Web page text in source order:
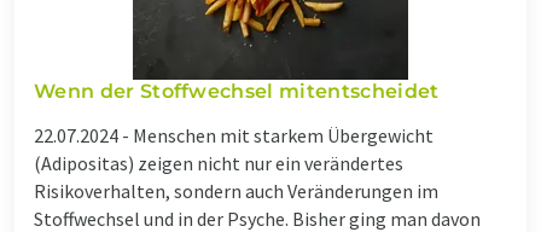
Wenn der Stoffwechsel mitentscheidet
22.07.2024 - Menschen mit starkem Übergewicht
(Adipositas) zeigen nicht nur ein verändertes
Risikoverhalten, sondern auch Veränderungen im
Stoffwechsel und in der Psyche. Bisher ging man davon